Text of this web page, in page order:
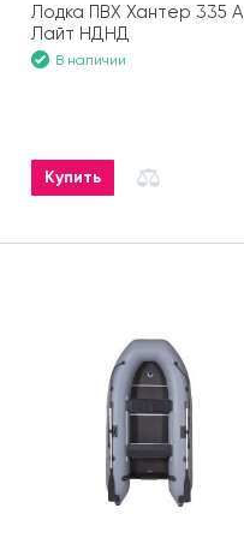
Лодка ПВХ Хантер 335 А
Лайт НДНД
В наличии
Купить